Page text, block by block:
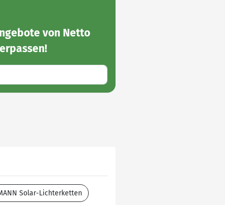
von Netto
Solar-Lichterketten